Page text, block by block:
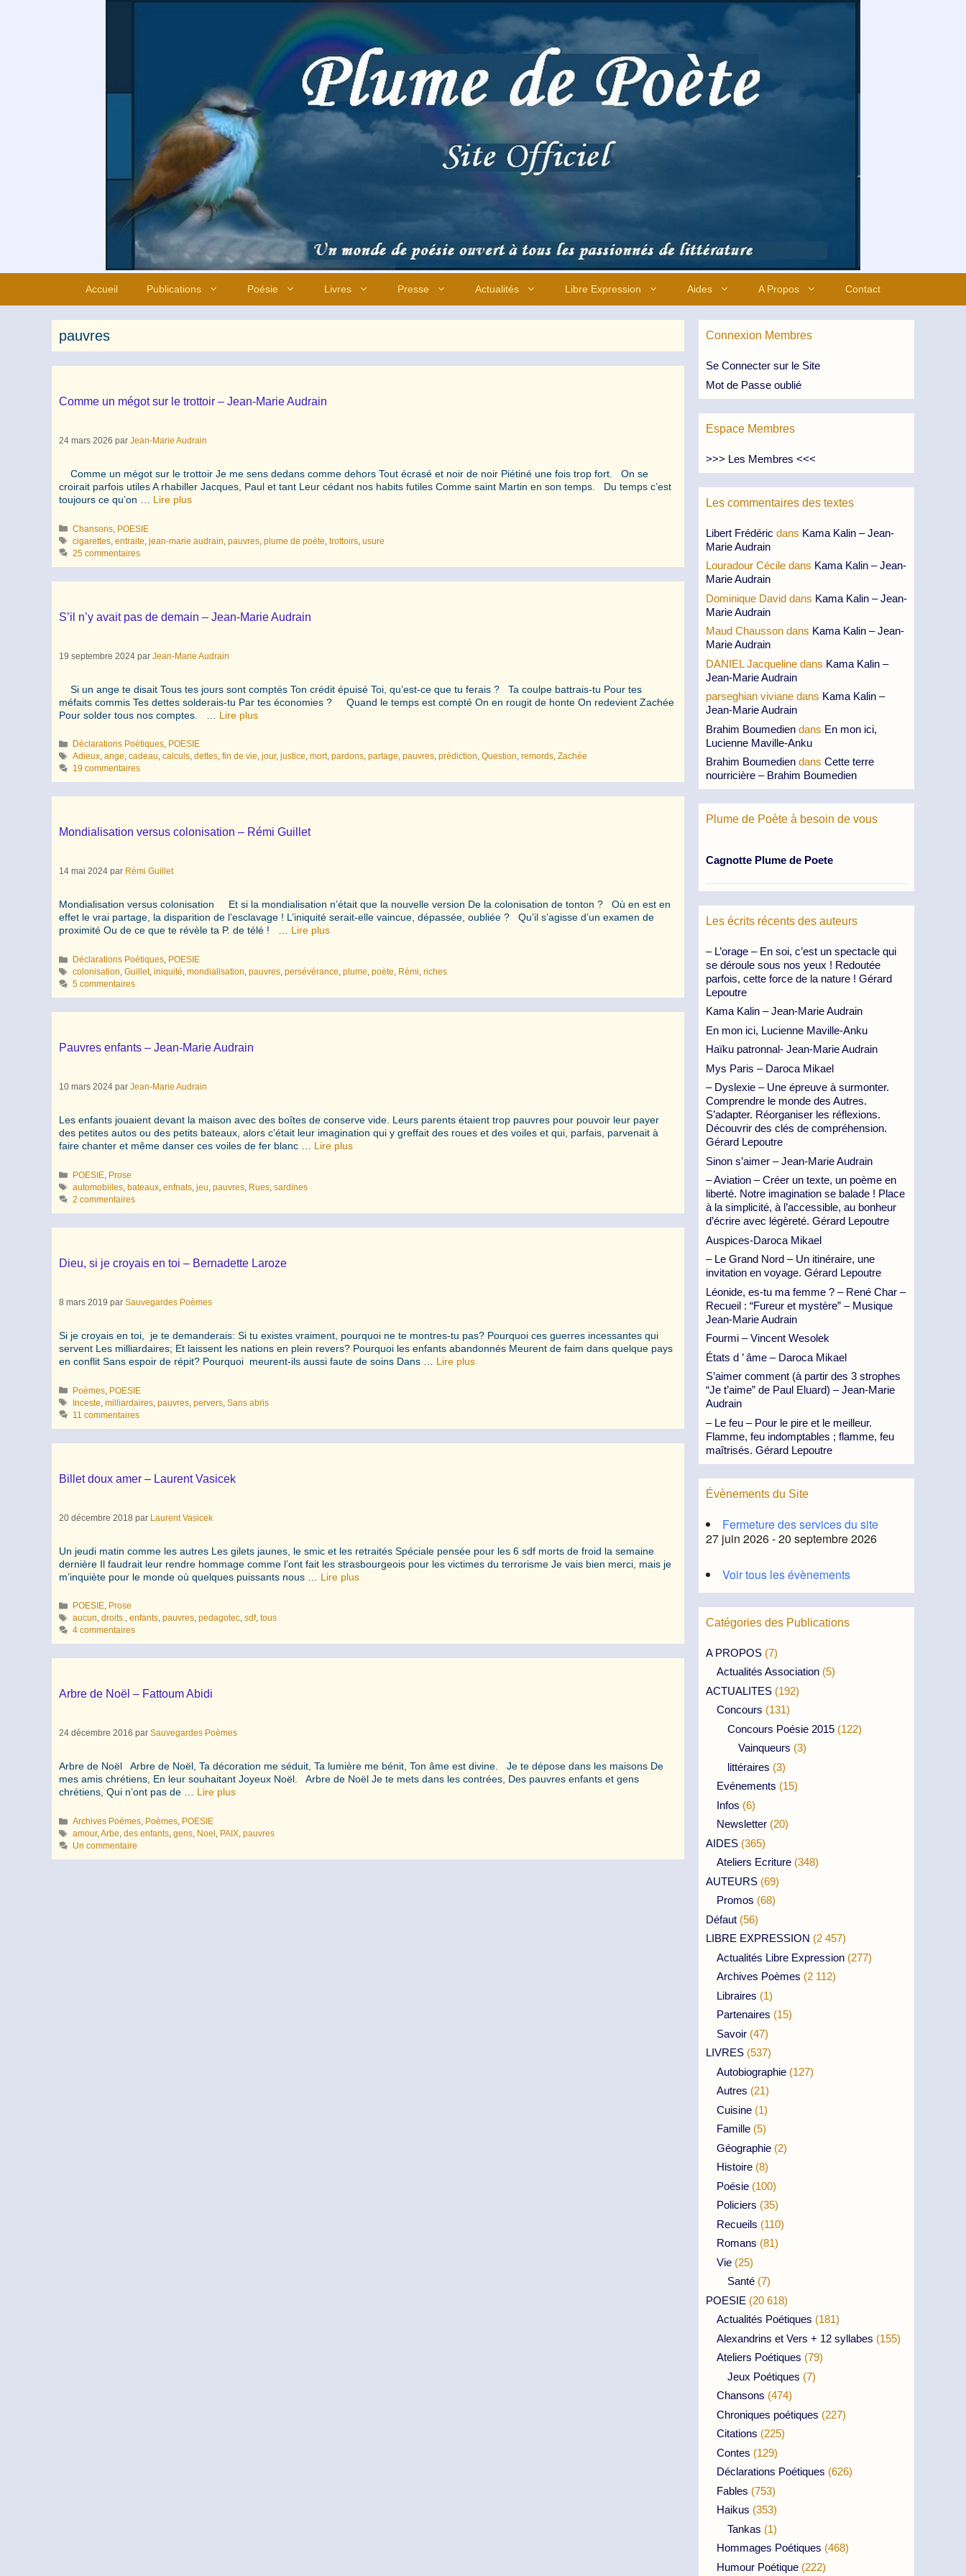
Accueil Publications Poésie Livres Presse Actualités Libre Expression Aides A Propos Contact
pauvres
Comme un mégot sur le trottoir – Jean-Marie Audrain
24 mars 2026 par Jean-Marie Audrain
Comme un mégot sur le trottoir Je me sens dedans comme dehors Tout écrasé et noir de noir Piétiné une fois trop fort. On se
croirait parfois utiles A rhabiller Jacques, Paul et tant Leur cédant nos habits futiles Comme saint Martin en son temps. Du temps c’est
toujours ce qu’on … Lire plus
Catégories
Chansons POESIE
Étiquettes
cigarettes ,entraite ,jean-marie audrain ,pauvres ,plume de poète ,trottoirs ,usure
25 commentaires
S’il n’y avait pas de demain – Jean-Marie Audrain
19 septembre 2024 par Jean-Marie Audrain
Si un ange te disait Tous tes jours sont comptés Ton crédit épuisé Toi, qu’est-ce que tu ferais ? Ta coulpe battrais-tu Pour tes
méfaits commis Tes dettes solderais-tu Par tes économies ? Quand le temps est compté On en rougit de honte On redevient Zachée
Pour solder tous nos comptes. … Lire plus
Catégories
Déclarations Poétiques, POESIE
Étiquettes
Adieux,ange,cadeau,calculs,dettes,fin de vie,jour,justice,mort,pardons,partage,pauvres,prédiction,Question,remords,Zachée
19 commentaires
Mondialisation versus colonisation – Rémi Guillet
14 mai 2024 par Rémi Guillet
Mondialisation versus colonisation Et si la mondialisation n’était que la nouvelle version De la colonisation de tonton ? Où en est en
effet le vrai partage, la disparition de l’esclavage ! L’iniquité serait-elle vaincue, dépassée, oubliée ? Qu’il s’agisse d’un examen de
proximité Ou de ce que te révèle ta P. de télé ! … Lire plus
Catégories
Déclarations Poétiques, POESIE
Étiquettes
colonisation,Guillet,iniquité,mondialisation,pauvres,persévérance,plume,poète, Rémi,riches
5 commentaires
Pauvres enfants – Jean-Marie Audrain
10 mars 2024 par Jean-Marie Audrain
Les enfants jouaient devant la maison avec des boîtes de conserve vide. Leurs parents étaient trop pauvres pour pouvoir leur payer
des petites autos ou des petits bateaux, alors c’était leur imagination qui y greffait des roues et des voiles et qui, parfais, parvenait à
faire chanter et même danser ces voiles de fer blanc … Lire plus
Catégories
POESIE, Prose
Étiquettes
automobiiles, bateaux,enfnats,jeu,pauvres, Rues,sardines
2 commentaires
Dieu, si je croyais en toi – Bernadette Laroze
8 mars 2019 par Sauvegardes Poèmes
Si je croyais en toi, je te demanderais: Si tu existes vraiment, pourquoi ne te montres-tu pas? Pourquoi ces guerres incessantes qui
servent Les milliardaires; Et laissent les nations en plein revers? Pourquoi les enfants abandonnés Meurent de faim dans quelque pays
en conflit Sans espoir de répit? Pourquoi meurent-ils aussi faute de soins Dans … Lire plus
Catégories
Poèmes POESIE
Étiquettes
Inceste ,milliardaires ,pauvres ,pervers ,Sans abris
11 commentaires
Billet doux amer – Laurent Vasicek
20 décembre 2018 par Laurent Vasicek
Un jeudi matin comme les autres Les gilets jaunes, le smic et les retraités Spéciale pensée pour les 6 sdf morts de froid la semaine
dernière Il faudrait leur rendre hommage comme l’ont fait les strasbourgeois pour les victimes du terrorisme Je vais bien merci, mais je
m’inquiète pour le monde où quelques puissants nous … Lire plus
Catégories
POESIE, Prose
Étiquettes
aucun,droits.,enfants,pauvres,pedagotec,sdf,tous
4 commentaires
Arbre de Noël – Fattoum Abidi
24 décembre 2016 par Sauvegardes Poèmes
Arbre de Noël Arbre de Noël, Ta décoration me séduit, Ta lumière me bénit, Ton âme est divine. Je te dépose dans les maisons De
mes amis chrétiens, En leur souhaitant Joyeux Noël. Arbre de Noël Je te mets dans les contrées, Des pauvres enfants et gens
chrétiens, Qui n’ont pas de … Lire plus
Catégories
Archives Poèmes, Poèmes, POESIE
Étiquettes
amour,Arbe,des enfants,gens, Noel , PAIX,pauvres
Un commentaire
Connexion Membres
Se Connecter sur le Site
Mot de Passe oublié
Espace Membres
>>> Les Membres <<<
Les commentaires des textes
Libert Frédéric dans Kama Kalin – Jean-
Marie Audrain
Louradour Cécile dans Kama Kalin – Jean-
Marie Audrain
Dominique David dans Kama Kalin – Jean-
Marie Audrain
Maud Chausson dans Kama Kalin – Jean-
Marie Audrain
DANIEL Jacqueline dans Kama Kalin –
Jean-Marie Audrain
parseghian viviane dans Kama Kalin –
Jean-Marie Audrain
Brahim Boumedien dans En mon ici,
Lucienne Maville-Anku
Brahim Boumedien dans Cette terre
nourricière – Brahim Boumedien
Plume de Poète à besoin de vous
Cagnotte Plume de Poete
Les écrits récents des auteurs
– L’orage – En soi, c’est un spectacle qui
se déroule sous nos yeux ! Redoutée
parfois, cette force de la nature ! Gérard
Lepoutre
Kama Kalin – Jean-Marie Audrain
En mon ici, Lucienne Maville-Anku
Haïku patronnal- Jean-Marie Audrain
Mys Paris – Daroca Mikael
– Dyslexie – Une épreuve à surmonter.
Comprendre le monde des Autres.
S’adapter. Réorganiser les réflexions.
Découvrir des clés de compréhension.
Gérard Lepoutre
Sinon s’aimer – Jean-Marie Audrain
– Aviation – Créer un texte, un poème en
liberté. Notre imagination se balade ! Place
à la simplicité, à l’accessible, au bonheur
d’écrire avec légèreté. Gérard Lepoutre
Auspices-Daroca Mikael
– Le Grand Nord – Un itinéraire, une
invitation en voyage. Gérard Lepoutre
Léonide, es-tu ma femme ? – René Char –
Recueil : “Fureur et mystère” – Musique
Jean-Marie Audrain
Fourmi – Vincent Wesolek
États d ’ âme – Daroca Mikael
S’aimer comment (à partir des 3 strophes
“Je t’aime” de Paul Eluard) – Jean-Marie
Audrain
– Le feu – Pour le pire et le meilleur.
Flamme, feu indomptables ; flamme, feu
maîtrisés. Gérard Lepoutre
Évènements du Site
Fermeture des services du site
27 juin 2026 - 20 septembre 2026
Voir tous les évènements
Catégories des Publications
A PROPOS (7)
Actualités Association (5)
ACTUALITES (192)
Concours (131)
Concours Poésie 2015 (122)
Vainqueurs (3)
littéraires (3)
Evénements (15)
Infos (6)
Newsletter (20)
AIDES (365)
Ateliers Ecriture (348)
AUTEURS (69)
Promos (68)
Défaut (56)
LIBRE EXPRESSION (2 457)
Actualités Libre Expression (277)
Archives Poèmes (2 112)
Libraires (1)
Partenaires (15)
Savoir (47)
LIVRES (537)
Autobiographie (127)
Autres (21)
Cuisine (1)
Famille (5)
Géographie (2)
Histoire (8)
Poésie (100)
Policiers (35)
Recueils (110)
Romans (81)
Vie (25)
Santé (7)
POESIE (20 618)
Actualités Poétiques (181)
Alexandrins et Vers + 12 syllabes (155)
Ateliers Poétiques (79)
Jeux Poétiques (7)
Chansons (474)
Chroniques poétiques (227)
Citations (225)
Contes (129)
Déclarations Poétiques (626)
Fables (753)
Haikus (353)
Tankas (1)
Hommages Poétiques (468)
Humour Poétique (222)